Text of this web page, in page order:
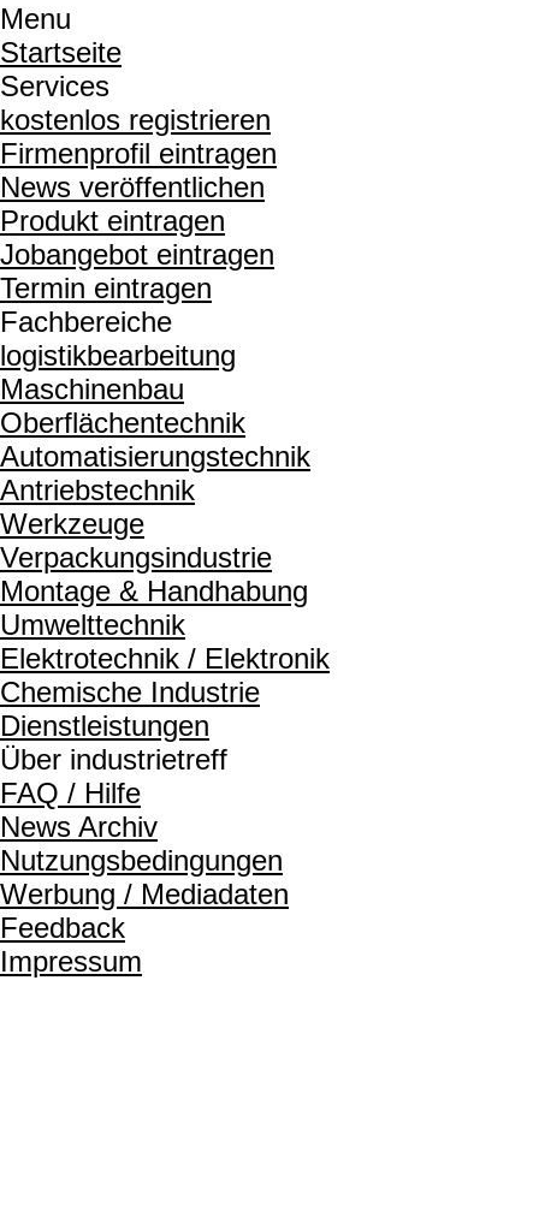
Menu
Startseite
Services
kostenlos registrieren
Firmenprofil eintragen
News veröffentlichen
Produkt eintragen
Jobangebot eintragen
Termin eintragen
Fachbereiche
logistikbearbeitung
Maschinenbau
Oberflächentechnik
Automatisierungstechnik
Antriebstechnik
Werkzeuge
Verpackungsindustrie
Montage & Handhabung
Umwelttechnik
Elektrotechnik / Elektronik
Chemische Industrie
Dienstleistungen
Über industrietreff
FAQ / Hilfe
News Archiv
Nutzungsbedingungen
Werbung / Mediadaten
Feedback
Impressum